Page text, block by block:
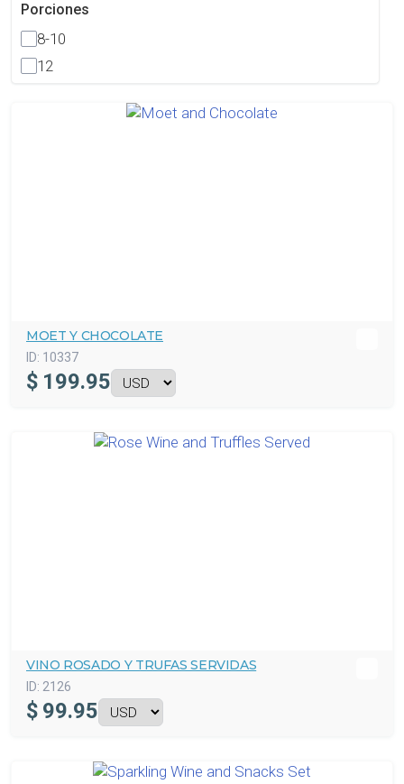
Porciones
8-10
12
MOET Y CHOCOLATE
ID: 10337
$ 199.95
VINO ROSADO Y TRUFAS SERVIDAS
ID: 2126
$ 99.95